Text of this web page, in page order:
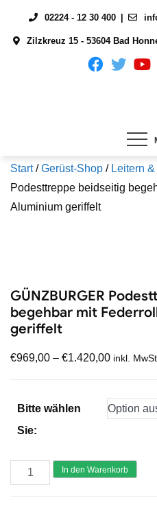
content
02224 - 12 30 400
Zilzkreuz 15 - 53604 Bad
Start/Gerüst-Shop / Leitern
Podesttreppe beidseitig
Aluminium geriffelt
GÜNZBURGER
begehbar mit
geriffelt
€969,00 – €1.420,00 inkl.
Bitte wählen
Sie:
GÜNZBURGER
Podesttreppe
In den Warenkorb